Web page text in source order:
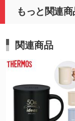
もっと関連
関連商品